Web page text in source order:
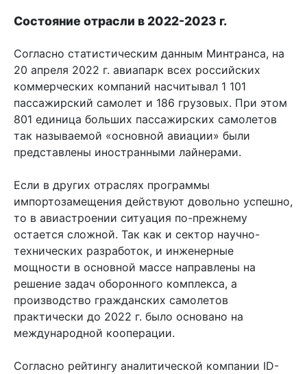
Состояние отрасли в 2022-2023 г.
Согласно статистическим данным Минтранса, на
20 апреля 2022 г. авиапарк всех российских
коммерческих компаний насчитывал 1 101
пассажирский самолет и 186 грузовых. При этом
801 единица больших пассажирских самолетов
так называемой «основной авиации» были
представлены иностранными лайнерами.
Если в других отраслях программы
импортозамещения действуют довольно успешно,
то в авиастроении ситуация по-прежнему
остается сложной. Так как и сектор научно-
технических разработок, и инженерные
мощности в основной массе направлены на
решение задач оборонного комплекса, а
производство гражданских самолетов
практически до 2022 г. было основано на
международной кооперации.
Согласно рейтингу аналитической компании ID-